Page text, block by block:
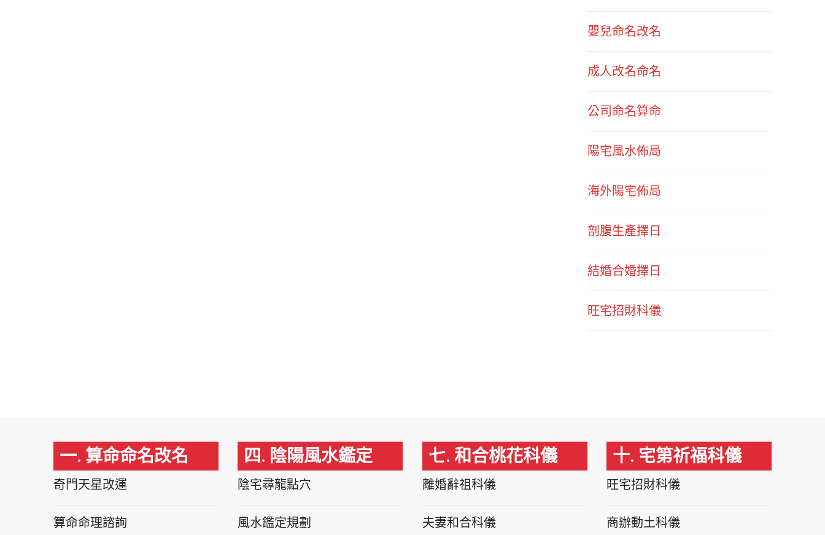
嬰兒命名改名
成人改名命名
公司命名算命
陽宅風水佈局
海外陽宅佈局
剖腹生產擇日
結婚合婚擇日
旺宅招財科儀
一. 算命命名改名
奇門天星改運
算命命理諮詢
四. 陰陽風水鑑定
陰宅尋龍點穴
風水鑑定規劃
七. 和合桃花科儀
離婚辭祖科儀
夫妻和合科儀
十. 宅第祈福科儀
旺宅招財科儀
商辦動土科儀